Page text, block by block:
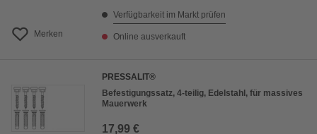
Merken
Verfügbarkeit im Markt prüfen
Online ausverkauft
PRESSALIT®
Befestigungssatz, 4-teilig, Edelstahl, für massives
Mauerwerk
17,99 €